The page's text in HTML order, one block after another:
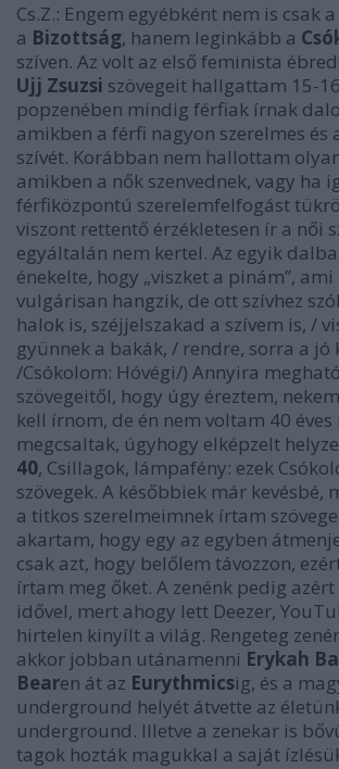
Cs.Z.: Engem egyébként nem is csak a
a Bizottság, hanem leginkább a
szíven. Az volt az első feminista
Ujj Zsuzsi szövegeit hallgattam 15-
popzenében mindig férfiak írnak
amikben a férfi nagyon szerelmes és
szívét. Korábban nem hallottam
amikben a nők szenvednek, vagy ha
férfiközpontú szerelemfelfogást
viszont rettentő érzékletesen ír a női
egyáltalán nem kertel. Az egyik
énekelte, hogy „viszket a pinám”,
vulgárisan hangzik, de ott szívhez
halok is, széjjelszakad a szívem is, /
gyünnek a bakák, / rendre, sorra a jó
/Csókolom: Hóvégi/) Annyira
szövegeitől, hogy úgy éreztem,
kell írnom, de én nem voltam 40 éves
megcsaltak, úgyhogy elképzelt
40, Csillagok, lámpafény: ezek
szövegek. A későbbiek már kevésbé,
a titkos szerelmeimnek írtam
akartam, hogy egy az egyben
csak azt, hogy belőlem távozzon,
írtam meg őket. A zenénk pedig
idővel, mert ahogy lett Deezer,
hirtelen kinyílt a világ. Rengeteg
akkor jobban utánamenni Erykah
Bearen át az Eurythmicsig, és a
underground helyét átvette az
underground. Illetve a zenekar is
tagok hozták magukkal a saját